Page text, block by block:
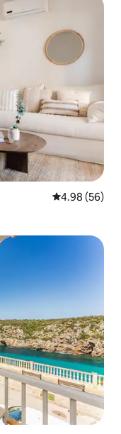
평점 4.98점(5
4.98 (56)